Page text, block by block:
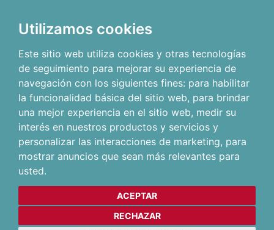
Utilizamos cookies
Este sitio web utiliza cookies y otras tecnologías
de seguimiento para mejorar su experiencia de
navegación con los siguientes fines: para habilitar
la funcionalidad básica del sitio web, para brindar
una mejor experiencia en el sitio web, medir su
interés en nuestros productos y servicios y
personalizar las interacciones de marketing, para
mostrar anuncios que sean más relevantes para
usted.
ACEPTAR
RECHAZAR